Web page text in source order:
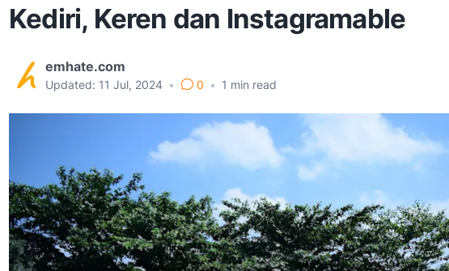
Kediri, Keren dan Instagramable
emhate.com
Updated: 11 Jul, 2024 • 0 • 1 min read